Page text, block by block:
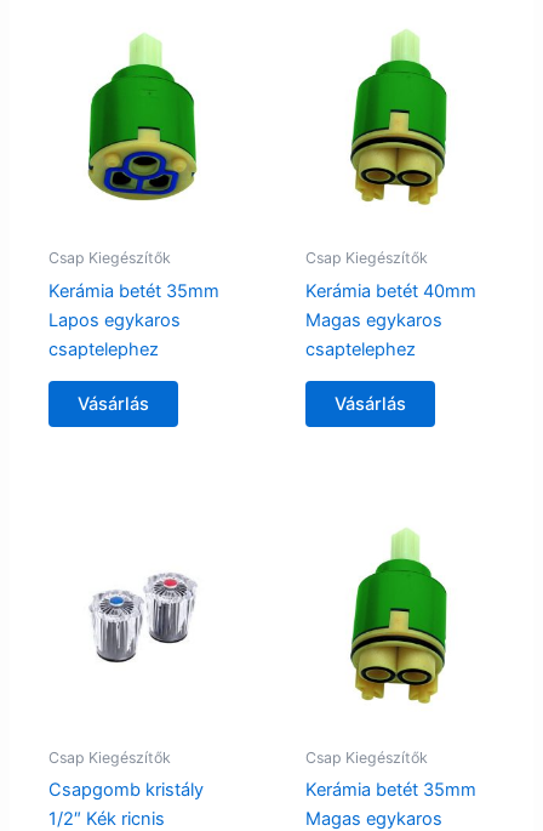
Csap Kiegészítők
Kerámia betét 35mm
Lapos egykaros
csaptelephez
Vásárlás
Csap Kiegészítők
Kerámia betét 40mm
Magas egykaros
csaptelephez
Vásárlás
Csap Kiegészítők
Csapgomb kristály
1/2″ Kék ricnis
Csap Kiegészítők
Kerámia betét 35mm
Magas egykaros